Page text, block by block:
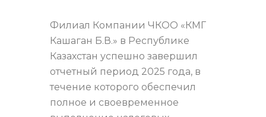
Филиал Компании ЧКОО «КМГ
Кашаган Б.В.» в Республике
Казахстан успешно завершил
отчетный период 2025 года, в
течение которого обеспечил
полное и своевременное